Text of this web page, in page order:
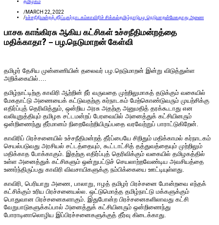
/MARCH 22, 2022
/உச்சநீதிமன்றத் தீர்ப்புகர்நாடகம்காவிரிச் சிக்கல்தமிழ்நாடுபழ.நெடுமாறன்மேகதாது அணை
பாசக காங்கிரசு ஆகிய கட்சிகள் உச்சநீதிமன்றத்தை
மதிக்காதா? – பழ.நெடுமாறன் கேள்வி
தமிழர் தேசிய முன்னணியின் தலைவர் பழ.நெடுமாறன் இன்று விடுத்துள்ள
அறிக்கையில்….
தமிழ்நாட்டிற்கு காவிரி ஆற்றின் நீர் வருவதை முற்றிலுமாகத் தடுக்கும் வகையில்
மேகதாட்டு அணையைக் கட்டுவதற்கு கர்நாடகம் மேற்கொண்டுவரும் முயற்சிக்கு
எதிர்ப்புத் தெரிவித்தும், ஒன்றிய அரசு அதற்கு அனுமதித் தரக்கூடாது என
வலியுறுத்தியும் தமிழக சட்டமன்றப் பேரவையில் அனைத்துக் கட்சியினரும்
ஒன்றிணைந்து தீர்மானம் நிறைவேற்றியிருப்பதை வரவேற்றுப் பாராட்டுகிறேன்.
காவிரிப் பிரச்சனையில் உச்சநீதிமன்றத் தீர்ப்பையே சிறிதும் மதிக்காமல் கர்நாடகம்
செயல்படுவது அரசியல் சட்டத்தையும், கூட்டாட்சித் தத்துவத்தையும் முற்றிலும்
மதிக்காத போக்காகும். இதற்கு எதிர்ப்புத் தெரிவிக்கும் வகையில் தமிழகத்தில்
உள்ள அனைத்துக் கட்சிகளும் ஒன்றுபட்டுச் செயலாற்றவேண்டிய அவசியத்தை
உணர்ந்திருப்பது காவிரி விவசாயிகளுக்கு நம்பிக்கையை ஊட்டியுள்ளது.
காவிரி, பெரியாறு அணை, பாலாறு, ஈழத் தமிழர் பிரச்சனை போன்றவை எந்தக்
கட்சிக்கும் உரிய பிரச்சனையல்ல. ஒட்டுமொத்த தமிழ்நாட்டு மக்களுக்கும்
பொதுவான பிரச்சனைகளாகும். இதுபோன்ற பிரச்சனைகளிலாவது கட்சி
வேறுபாடுகளுக்கப்பால் அனைத்துக் கட்சியினரும் ஒன்றிணைந்து
போராடினாலொழிய இப்பிரச்சனைகளுக்குத் தீர்வு கிடைக்காது.